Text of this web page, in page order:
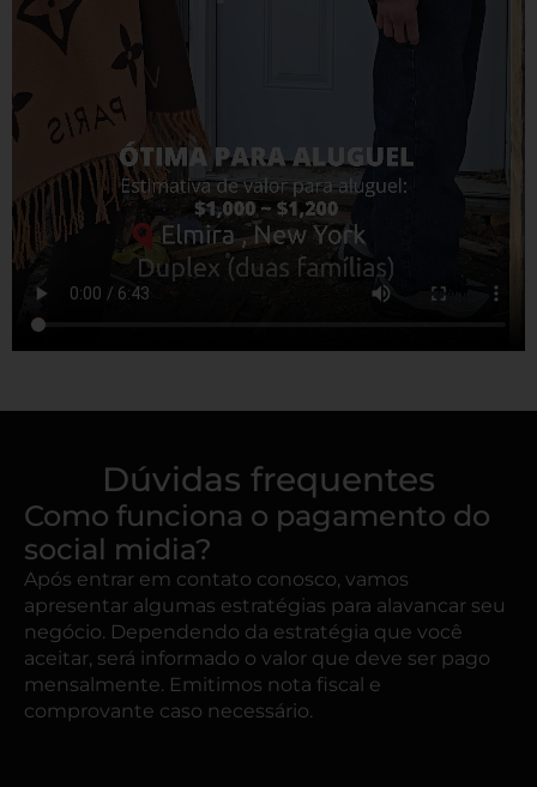
Dúvidas frequentes
Como funciona o pagamento do
social midia?
Após entrar em contato conosco, vamos
apresentar algumas estratégias para alavancar seu
negócio. Dependendo da estratégia que você
aceitar, será informado o valor que deve ser pago
mensalmente. Emitimos nota fiscal e
comprovante caso necessário.